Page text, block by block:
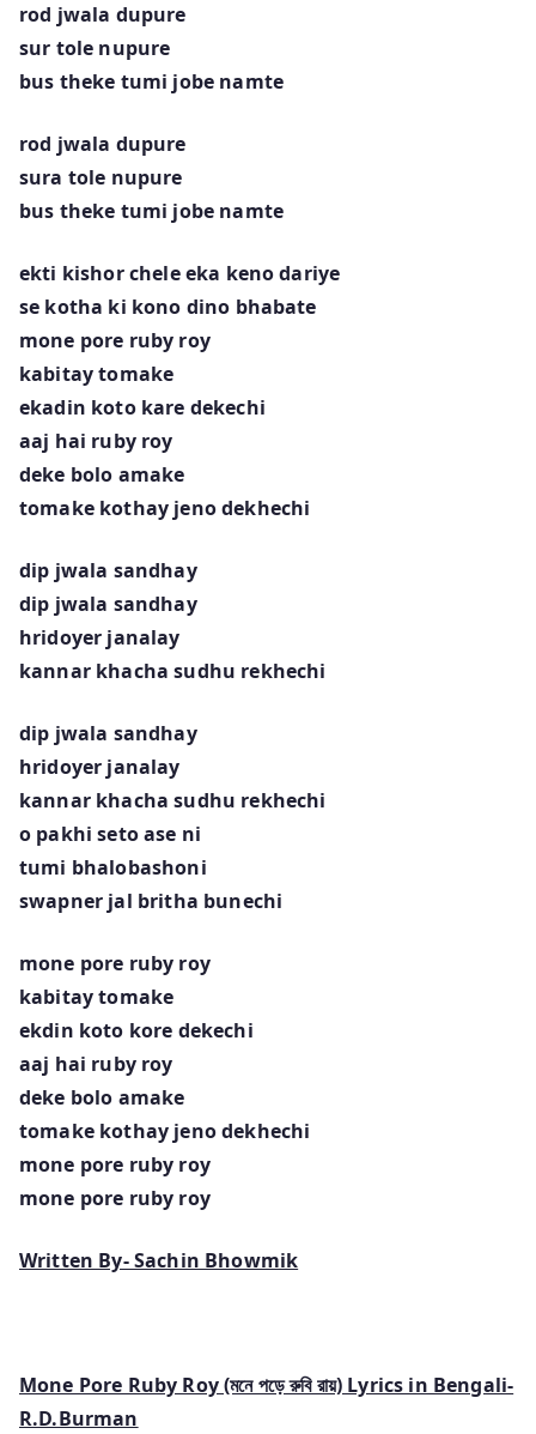
rod jwala dupure
sur tole nupure
bus theke tumi jobe namte
rod jwala dupure
sura tole nupure
bus theke tumi jobe namte
ekti kishor chele eka keno dariye
se kotha ki kono dino bhabate
mone pore ruby roy
kabitay tomake
ekadin koto kare dekechi
aaj hai ruby roy
deke bolo amake
tomake kothay jeno dekhechi
dip jwala sandhay
dip jwala sandhay
hridoyer janalay
kannar khacha sudhu rekhechi
dip jwala sandhay
hridoyer janalay
kannar khacha sudhu rekhechi
o pakhi seto ase ni
tumi bhalobashoni
swapner jal britha bunechi
mone pore ruby roy
kabitay tomake
ekdin koto kore dekechi
aaj hai ruby roy
deke bolo amake
tomake kothay jeno dekhechi
mone pore ruby roy
mone pore ruby roy
Written By- Sachin Bhowmik
Mone Pore Ruby Roy (মনে পড়ে রুবি রায়) Lyrics in Bengali-
R.D.Burman